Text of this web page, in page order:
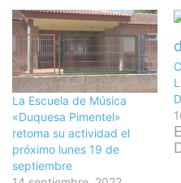
La Escuela de Música
«Duquesa Pimentel»
retoma su actividad el
próximo lunes 19 de
septiembre